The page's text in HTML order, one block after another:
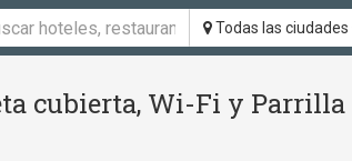
Todas las ciudades
cubierta, Wi-Fi y Parrilla